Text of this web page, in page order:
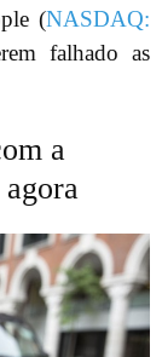
(NASDAQ:
falhado as
a